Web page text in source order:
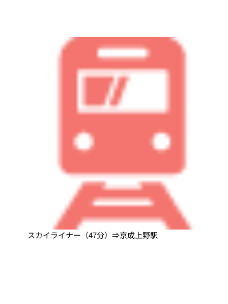
スカイライナー（47分）⇒京成上野駅